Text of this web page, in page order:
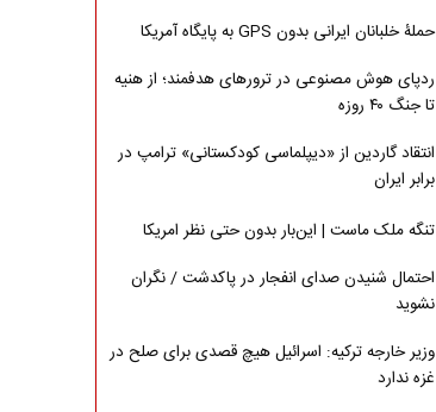
حملۀ خلبانان ایرانی بدون GPS به پایگاه آمریکا
ردپای هوش مصنوعی در ترورهای هدفمند؛ از هنیه
تا جنگ ۴۰ روزه
انتقاد گاردین از «دیپلماسی کودکستانی» ترامپ در
برابر ایران
تنگه ملک ماست | این‌بار بدون حتی نظر امریکا
احتمال شنیدن صدای انفجار در پاکدشت / نگران
نشوید
وزیر خارجه ترکیه: اسرائیل هیچ قصدی برای صلح در
غزه ندارد